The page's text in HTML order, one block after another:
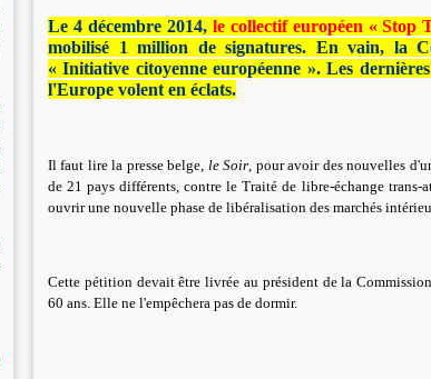
Le 4 décembre 2014, le collectif européen « Stop
mobilisé 1 million de signatures. En vain, la
« Initiative citoyenne européenne ». Les
l'Europe volent en éclats.
Il faut lire la presse belge, le Soir, pour avoir des nouvelles
de 21 pays différents, contre le Traité de libre-échange
ouvrir une nouvelle phase de libéralisation des marchés
Cette pétition devait être livrée au président de la
60 ans. Elle ne l'empêchera pas de dormir.